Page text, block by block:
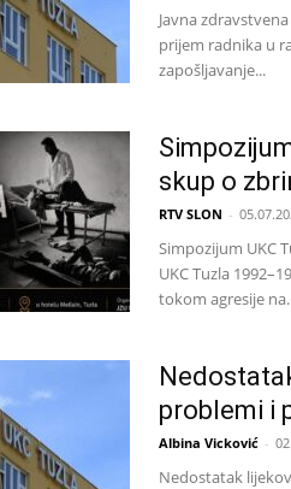
Javna
prijem radnika u
zapošljavanje...
skup o
RTV SLON -
Simpozijum UKC
UKC Tuzla
tokom agresije
problemi i
Albina Vicković -
Nedostatak